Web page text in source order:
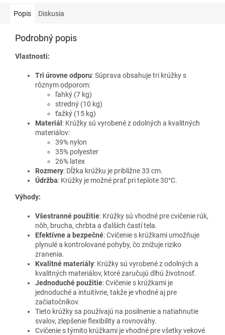
Popis Diskusia
Podrobný popis
Vlastnosti:
Tri úrovne odporu: Súprava obsahuje tri krúžky s
rôznym odporom:
ľahký (7 kg)
stredný (10 kg)
ťažký (15 kg)
Materiál : Krúžky sú vyrobené z odolných a kvalitných
materiálov:
39% nylon
35% polyester
26% latex
Rozmery: Dĺžka krúžku je približne 33 cm.
Údržba: Krúžky je možné prať pri teplote 30°C.
Výhody:
Všestranné použitie: Krúžky sú vhodné pre cvičenie rúk,
nôh, brucha, chrbta a ďalších častí tela.
Efektívne a bezpečné: Cvičenie s krúžkami umožňuje
plynulé a kontrolované pohyby, čo znižuje riziko
zranenia.
Kvalitné materiály: Krúžky sú vyrobené z odolných a
kvalitných materiálov, ktoré zaručujú dlhú životnosť.
Jednoduché použitie: Cvičenie s krúžkami je
jednoduché a intuitívne, takže je vhodné aj pre
začiatočníkov.
Tieto krúžky sa používajú na posilnenie a natiahnutie
svalov, zlepšenie flexibility a rovnováhy.
Cvičenie s týmito krúžkami je vhodné pre všetky vekové